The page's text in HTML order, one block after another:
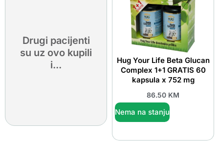
Drugi pacijenti
su uz ovo kupili
i...
Hug Your Life Beta Glucan
Complex 1+1 GRATIS 60
kapsula x 752 mg
86.50 KM
Nema na stanju